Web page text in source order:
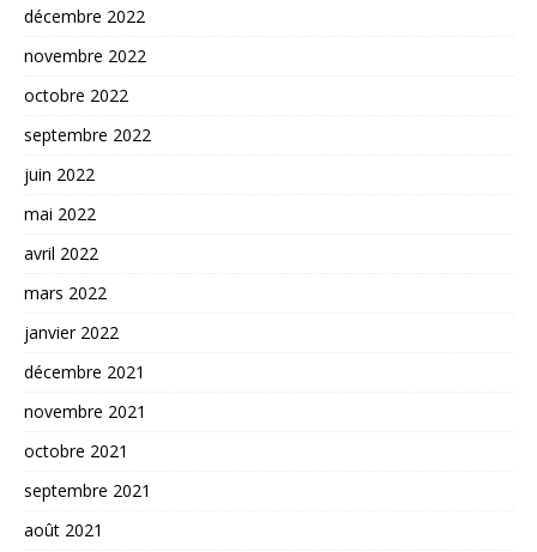
décembre 2022
novembre 2022
octobre 2022
septembre 2022
juin 2022
mai 2022
avril 2022
mars 2022
janvier 2022
décembre 2021
novembre 2021
octobre 2021
septembre 2021
août 2021